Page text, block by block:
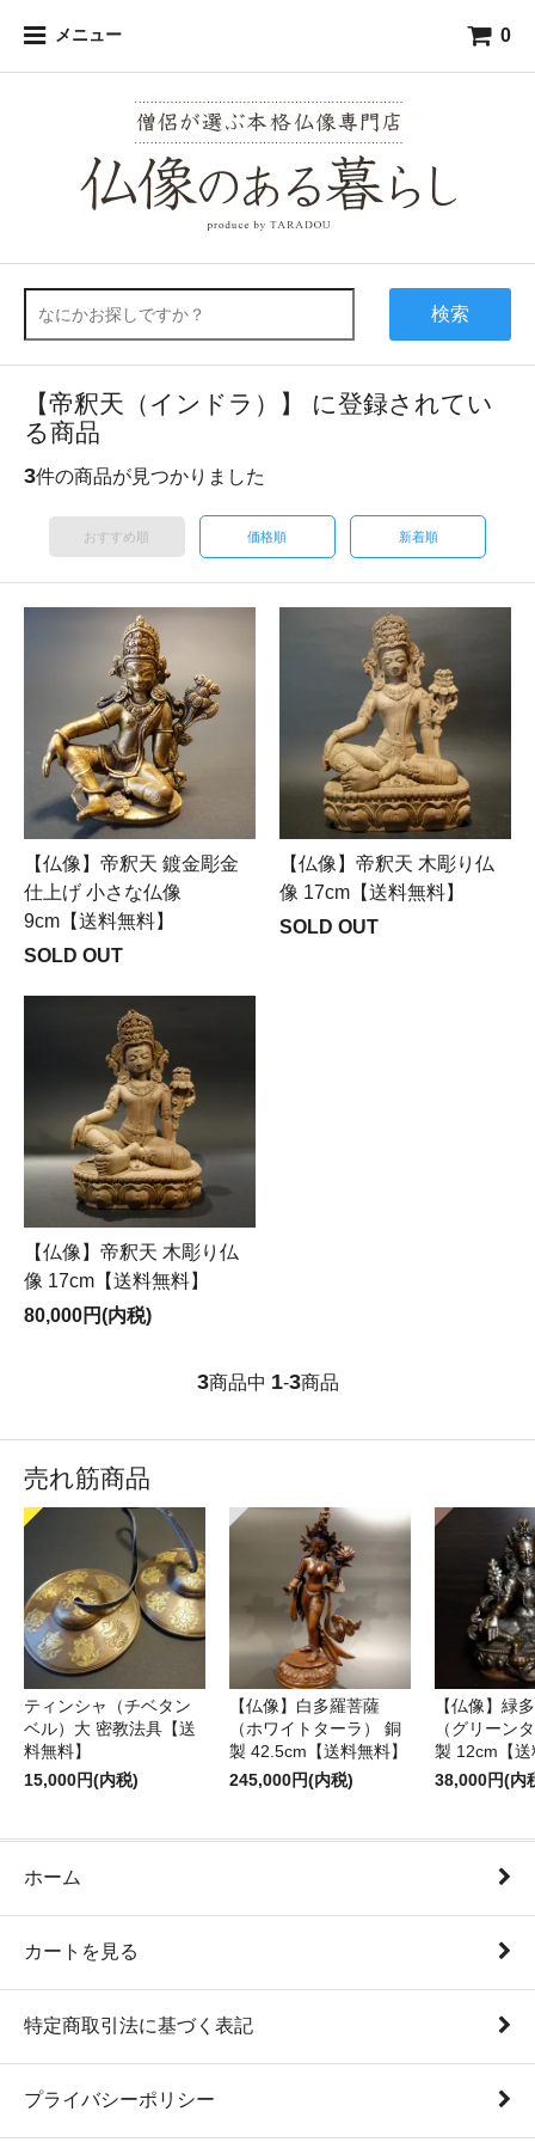
メニュー 0
検索
【帝釈天（インドラ）】 に登録されてい
る商品
3件の商品が見つかりました
おすすめ順 価格順 新着順
【仏像】帝釈天 鍍金彫金
仕上げ 小さな仏像
9cm【送料無料】
SOLD OUT
【仏像】帝釈天 木彫り仏
像 17cm【送料無料】
SOLD OUT
【仏像】帝釈天 木彫り仏
像 17cm【送料無料】
80,000円(内税)
3商品中 1-3商品
売れ筋商品
ティンシャ（チベタン
ベル）大 密教法具【送
料無料】
15,000円(内税)
【仏像】白多羅菩薩
（ホワイトターラ） 銅
製 42.5cm【送料無料】
245,000円(内税)
【仏像】緑
（グリーン
製 12cm【
38,000円(内
ホーム
カートを見る
特定商取引法に基づく表記
プライバシーポリシー